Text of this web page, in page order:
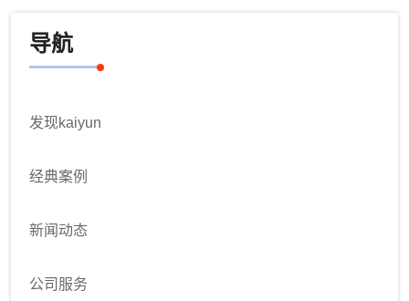
导航
发现kaiyun
经典案例
新闻动态
公司服务